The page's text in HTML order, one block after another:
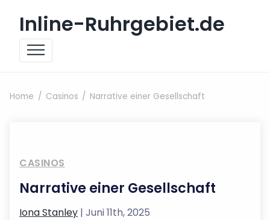
Inline-Ruhrgebiet.de
Home Casinos Narrative einer Gesellschaft
CASINOS
Narrative einer Gesellschaft
Iona Stanley | Juni 11th, 2025